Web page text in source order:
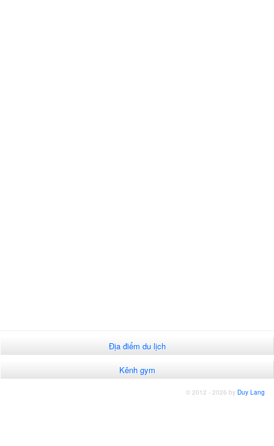
Địa điểm du lịch
Kênh gym
© 2012 - 2026 by Duy Lang